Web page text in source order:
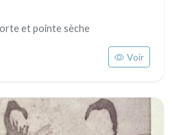
et pointe sèche
Voir